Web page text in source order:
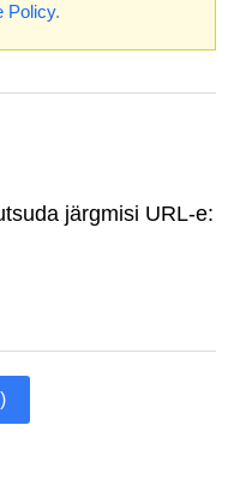
Policy.
järgmisi URL-e: